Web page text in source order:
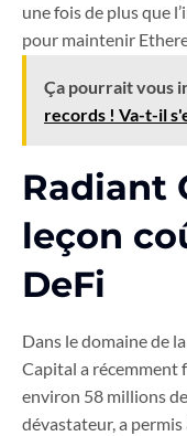
une fois de plus que
pour maintenir
Ça pourrait vous
records ! Va-t-il
Radiant
leçon
DeFi
Dans le domaine de
Capital a récemment
environ 58 millions
dévastateur, a